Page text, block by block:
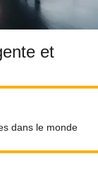
et
dans le monde